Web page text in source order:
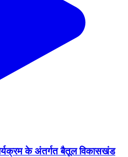
के अंतर्गत बैतूल विकासखंड